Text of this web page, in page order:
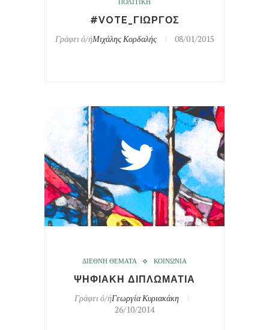
ΠΟΛΙΤΙΚΗ
#VOTE_ΓΙΩΡΓΟΣ
Γράφει ό/ήΜιχάλης Κορδαλής 08/01/2015
ΔΙΕΘΝΗ ΘΕΜΑΤΑ ΚΟΙΝΩΝΙΑ
ΨΗΦΙΑΚΗ ΔΙΠΛΩΜΑΤΙΑ
Γράφει ό/ήΓεωργία Κυριακάκη
26/10/2014